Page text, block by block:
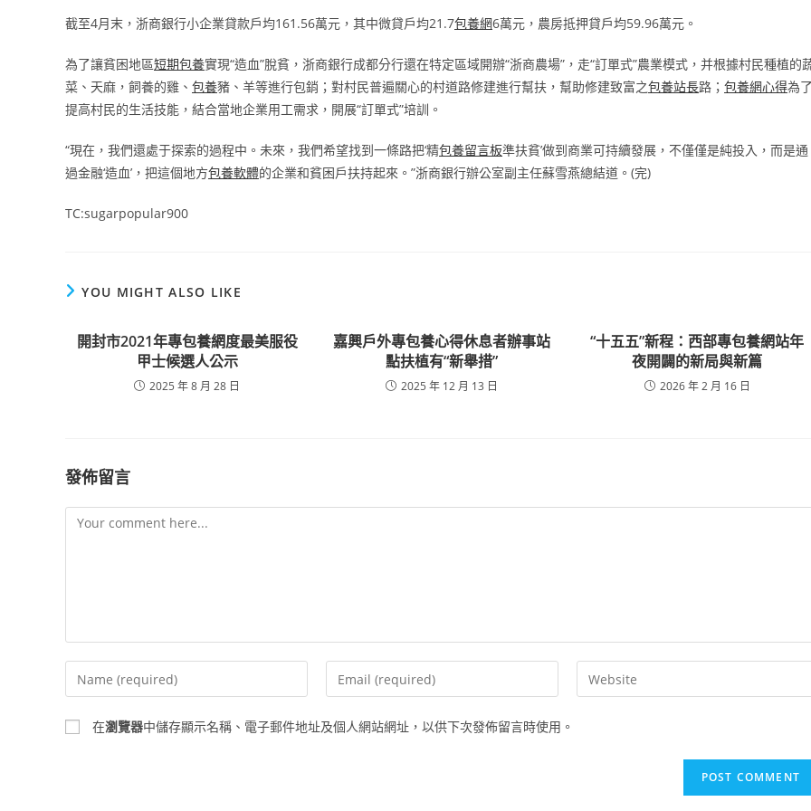
截至4月末，浙商銀行小企業貸款戶均161.56萬元，其中微貸戶均21.7包養網6萬元，農房抵押貸戶均59.96萬元。
為了讓貧困地區短期包養實現“造血”脫貧，浙商銀行成都分行還在特定區域開辦“浙商農場”，走“訂單式”農業模式，并根據村民種植的
菜、天麻，飼養的雞、 包養豬、羊等進行包銷；對村民普遍關心的村道路修建進行幫扶，幫助修建致富之包養站長路； 包養網心得為
提高村民的生活技能，結合當地企業用工需求，開展“訂單式”培訓。
“現在，我們還處于探索的過程中。未來，我們希望找到一條路把‘精包養留言板準扶貧’做到商業可持續發展，不僅僅是純投入，而是通
過金融‘造血’，把這個地方包養軟體的企業和貧困戶扶持起來。”浙商銀行辦公室副主任蘇雪燕總結道。(完)
TC:sugarpopular900
YOU MIGHT ALSO LIKE
開封市2021年專包養網度最美服役
甲士候選人公示
2025 年 8 月 28 日
嘉興戶外專包養心得休息者辦事站
點扶植有“新舉措”
2025 年 12 月 13 日
“十五五”新程：西部專包養網站年
夜開闢的新局與新篇
2026 年 2 月 16 日
發佈留言
Comment
Enter
your
name
or
Enter
your
email
address
Enter
your
在瀏覽器中儲存顯示名稱、電子郵件地址及個人網站網址，以供下次發佈留言時使用。